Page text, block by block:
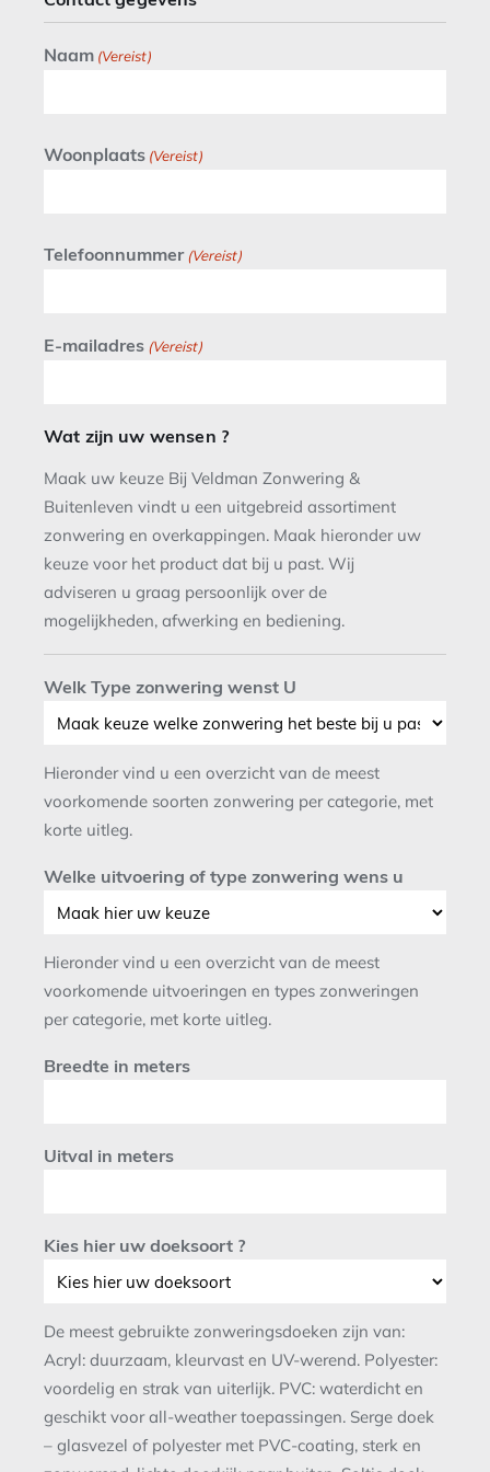
Naam (Vereist)
Woonplaats (Vereist)
Telefoonnummer (Vereist)
E-mailadres (Vereist)
Wat zijn uw wensen ?
Maak uw keuze Bij Veldman Zonwering &
Buitenleven vindt u een uitgebreid assortiment
zonwering en overkappingen. Maak hieronder uw
keuze voor het product dat bij u past. Wij
adviseren u graag persoonlijk over de
mogelijkheden, afwerking en bediening.
Welk Type zonwering wenst U
Hieronder vind u een overzicht van de meest
voorkomende soorten zonwering per categorie, met
korte uitleg.
Welke uitvoering of type zonwering wens u
Hieronder vind u een overzicht van de meest
voorkomende uitvoeringen en types zonweringen
per categorie, met korte uitleg.
Breedte in meters
Uitval in meters
Kies hier uw doeksoort ?
De meest gebruikte zonweringsdoeken zijn van:
Acryl: duurzaam, kleurvast en UV-werend. Polyester:
voordelig en strak van uiterlijk. PVC: waterdicht en
geschikt voor all-weather toepassingen. Serge doek
– glasvezel of polyester met PVC-coating, sterk en